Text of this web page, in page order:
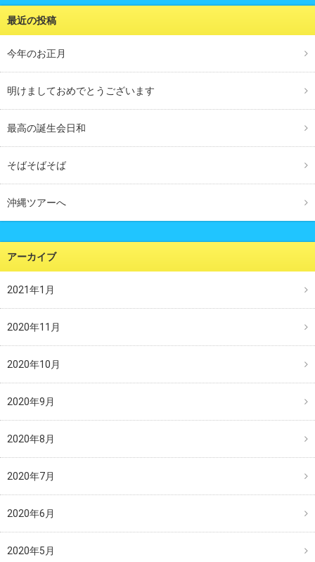
最近の投稿
今年のお正月
明けましておめでとうございます
最高の誕生会日和
そばそばそば
沖縄ツアーへ
アーカイブ
2021年1月
2020年11月
2020年10月
2020年9月
2020年8月
2020年7月
2020年6月
2020年5月